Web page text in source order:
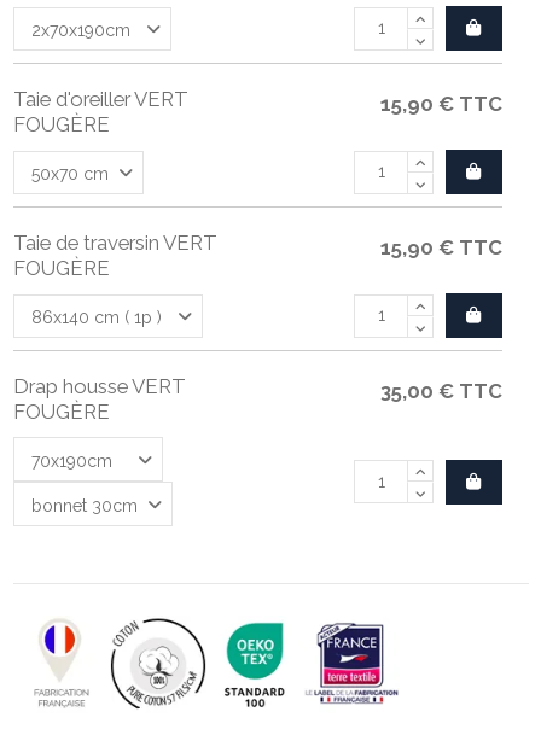
Taie d'oreiller VERT
FOUGÈRE
15,90 € TTC
Taie de traversin VERT
FOUGÈRE
15,90 € TTC
Drap housse VERT
FOUGÈRE
35,00 € TTC